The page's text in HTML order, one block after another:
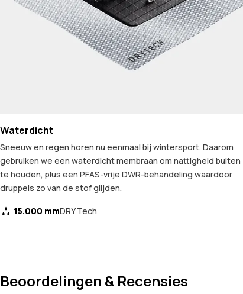
Waterdicht
Sneeuw en regen horen nu eenmaal bij wintersport. Daarom
gebruiken we een waterdicht membraan om nattigheid buiten
te houden, plus een PFAS-vrije DWR-behandeling waardoor
druppels zo van de stof glijden.
15.000 mmDRY Tech
Beoordelingen & Recensies